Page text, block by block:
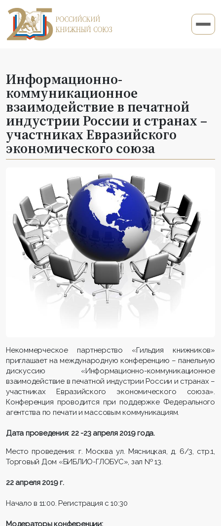
Информационно-
коммуникационное
взаимодействие в печатной
индустрии России и странах –
участниках Евразийского
экономического союза
Некоммерческое партнерство «Гильдия книжников»
приглашает на международную конференцию – панельную
дискуссию «Информационно-коммуникационное
взаимодействие в печатной индустрии России и странах –
участниках Евразийского экономического союза».
Конференция проводится при поддержке Федерального
агентства по печати и массовым коммуникациям.
Дата проведения: 22 -23 апреля 2019 года.
Место проведения: г. Москва ул. Мясницкая, д. 6/3, стр.1,
Торговый Дом «БИБЛИО-ГЛОБУС», зал № 13.
22 апреля 2019 г.
Начало в 11:00. Регистрация с 10:30
Модераторы конференции: